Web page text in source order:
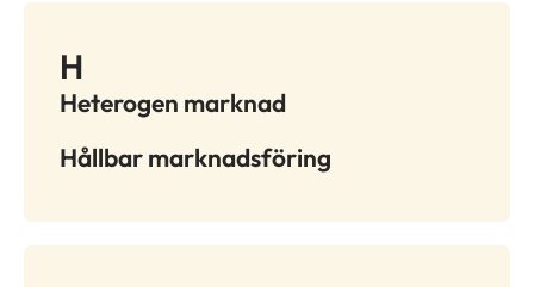
H
Heterogen marknad
Hållbar marknadsföring